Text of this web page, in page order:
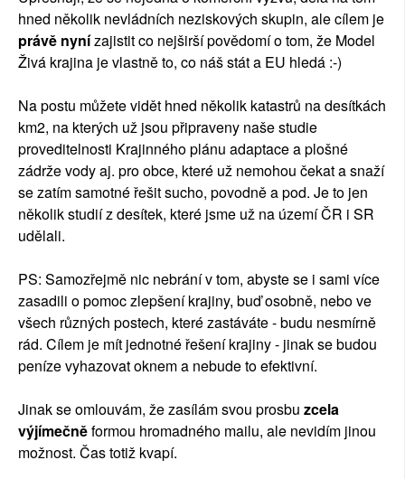
hned několik nevládních neziskových skupin, ale cílem je
právě nynízajistit co nejširší povědomí o tom, že Model
Živá krajina je vlastně to, co náš stát a EU hledá :-)
Na postu můžete vidět hned několik katastrů na desítkách
km2, na kterých už jsou připraveny naše studie
proveditelnosti Krajinného plánu adaptace a plošné
zádrže vody aj. pro obce, které už nemohou čekat a snaží
se zatím samotné řešit sucho, povodně a pod. Je to jen
několik studií z desítek, které jsme už na území ČR i SR
udělali.
PS: Samozřejmě nic nebrání v tom, abyste se i sami více
zasadili o pomoc zlepšení krajiny, buď osobně, nebo ve
všech různých postech, které zastáváte - budu nesmírně
rád. Cílem je mít jednotné řešení krajiny - jinak se budou
peníze vyhazovat oknem a nebude to efektivní.
Jinak se omlouvám, že zasílám svou prosbu zcela
výjímečněformou hromadného mailu, ale nevidím jinou
možnost. Čas totiž kvapí.